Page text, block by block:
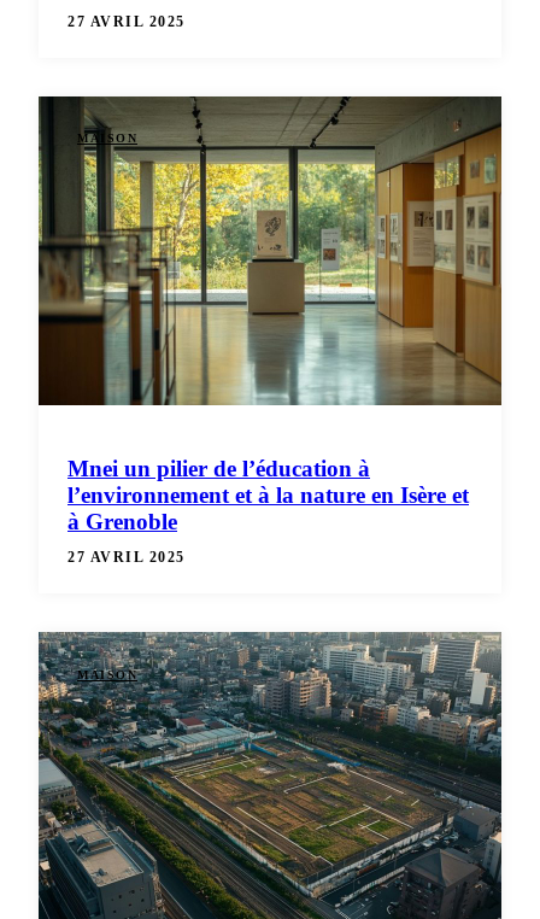
27 AVRIL 2025
MAISON
Mnei un pilier de l’éducation à
l’environnement et à la nature en Isère et
à Grenoble
27 AVRIL 2025
MAISON